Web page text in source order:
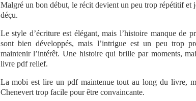
Malgré un bon début, le récit devient un peu trop répétitif et
déçu.
Le style d’écriture est élégant, mais l’histoire manque de
sont bien développés, mais l’intrigue est un peu trop
maintenir l’intérêt. Une histoire qui brille par moments,
livre pdf relief.
La mobi est lire un pdf maintenue tout au long du livre,
Chenevert trop facile pour être convaincante.